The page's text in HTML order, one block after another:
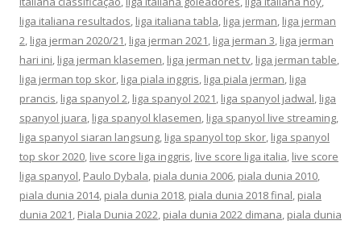
liga italiana resultados, liga italiana tabla, liga jerman, liga jerman
2, liga jerman 2020/21, liga jerman 2021, liga jerman 3, liga jerman
hari ini, liga jerman klasemen, liga jerman net tv, liga jerman table,
liga jerman top skor, liga piala inggris, liga piala jerman, liga
prancis, liga spanyol 2, liga spanyol 2021, liga spanyol jadwal, liga
spanyol juara, liga spanyol klasemen, liga spanyol live streaming,
liga spanyol siaran langsung, liga spanyol top skor, liga spanyol
top skor 2020, live score liga inggris, live score liga italia, live score
liga spanyol, Paulo Dybala, piala dunia 2006, piala dunia 2010,
piala dunia 2014, piala dunia 2018, piala dunia 2018 final, piala
dunia 2021, Piala Dunia 2022, piala dunia 2022 dimana, piala dunia